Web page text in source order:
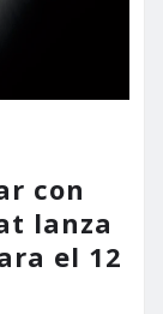
con
lanza
el 12